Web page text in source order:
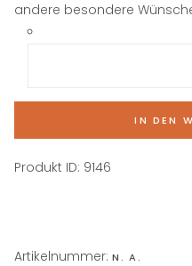
andere besondere
IN DEN
Produkt ID: 9146
Artikelnummer:N. A.